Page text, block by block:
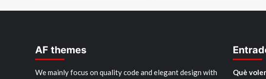
AF themes
We mainly focus on quality code and elegant design with
Què